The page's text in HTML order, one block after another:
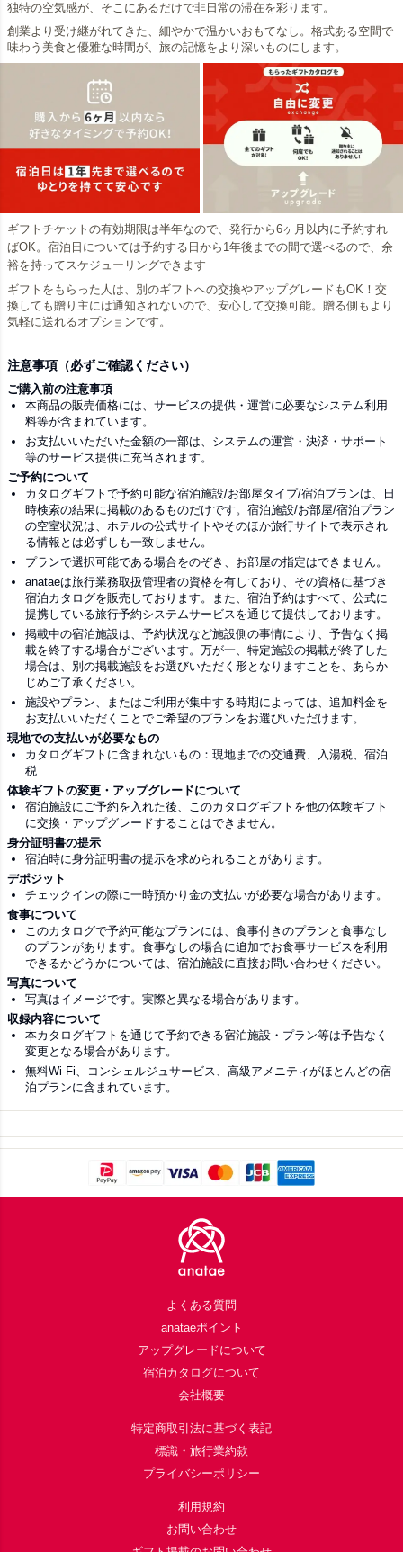
独特の空気感が、そこにあるだけで非日常の滞在を彩ります。
創業より受け継がれてきた、細やかで温かいおもてなし。格式ある空間で
味わう美食と優雅な時間が、旅の記憶をより深いものにします。
ギフトチケットの有効期限は半年なので、発行から6ヶ月以内に予約すれ
ばOK。宿泊日については予約する日から1年後までの間で選べるので、余
裕を持ってスケジューリングできます
ギフトをもらった人は、別のギフトへの交換やアップグレードもOK！交
換しても贈り主には通知されないので、安心して交換可能。贈る側もより
気軽に送れるオプションです。
注意事項（必ずご確認ください）
ご購入前の注意事項
本商品の販売価格には、サービスの提供・運営に必要なシステム利用
料等が含まれています。
お支払いいただいた金額の一部は、システムの運営・決済・サポート
等のサービス提供に充当されます。
ご予約について
カタログギフトで予約可能な宿泊施設/お部屋タイプ/宿泊プランは、日
時検索の結果に掲載のあるものだけです。宿泊施設/お部屋/宿泊プラン
の空室状況は、ホテルの公式サイトやそのほか旅行サイトで表示され
る情報とは必ずしも一致しません。
プランで選択可能である場合をのぞき、お部屋の指定はできません。
anataeは旅行業務取扱管理者の資格を有しており、その資格に基づき
宿泊カタログを販売しております。また、宿泊予約はすべて、公式に
提携している旅行予約システムサービスを通じて提供しております。
掲載中の宿泊施設は、予約状況など施設側の事情により、予告なく掲
載を終了する場合がございます。万が一、特定施設の掲載が終了した
場合は、別の掲載施設をお選びいただく形となりますことを、あらか
じめご了承ください。
施設やプラン、またはご利用が集中する時期によっては、追加料金を
お支払いいただくことでご希望のプランをお選びいただけます。
現地での支払いが必要なもの
カタログギフトに含まれないもの：現地までの交通費、入湯税、宿泊
税
体験ギフトの変更・アップグレードについて
宿泊施設にご予約を入れた後、このカタログギフトを他の体験ギフト
に交換・アップグレードすることはできません。
身分証明書の提示
宿泊時に身分証明書の提示を求められることがあります。
デポジット
チェックインの際に一時預かり金の支払いが必要な場合があります。
食事について
このカタログで予約可能なプランには、食事付きのプランと食事なし
のプランがあります。食事なしの場合に追加でお食事サービスを利用
できるかどうかについては、宿泊施設に直接お問い合わせください。
写真について
写真はイメージです。実際と異なる場合があります。
収録内容について
本カタログギフトを通じて予約できる宿泊施設・プラン等は予告なく
変更となる場合があります。
無料Wi-Fi、コンシェルジュサービス、高級アメニティがほとんどの宿
泊プランに含まれています。
よくある質問
anataeポイント
アップグレードについて
宿泊カタログについて
会社概要
特定商取引法に基づく表記
標識・旅行業約款
プライバシーポリシー
利用規約
お問い合わせ